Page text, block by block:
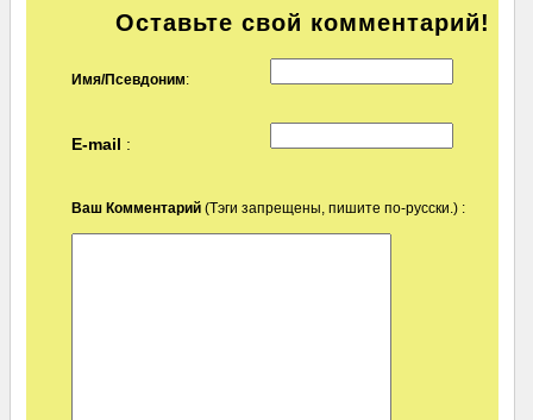
Оставьте свой комментарий!
Имя/Псевдоним:
E-mail :
Ваш Комментарий (Тэги запрещены, пишите по-русски.) :